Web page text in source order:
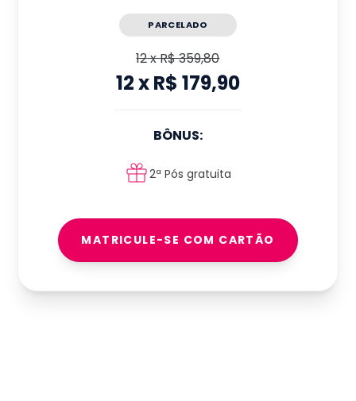
PARCELADO
12xR$ 359,80
12xR$ 179,90
BÔNUS:
2ª Pós gratuita
MATRICULE-SE COM CARTÃO